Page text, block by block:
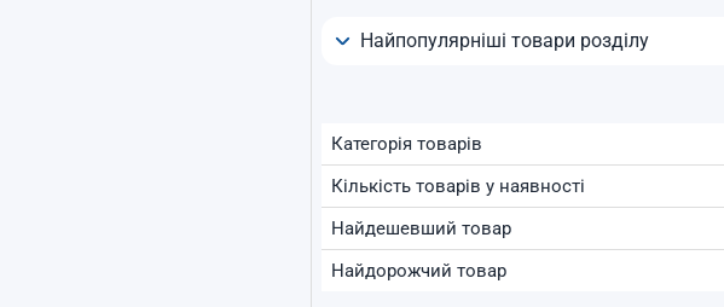
Найпопулярніші товари розділу
Категорія товарів
Кількість товарів у наявності
Найдешевший товар
Найдорожчий товар